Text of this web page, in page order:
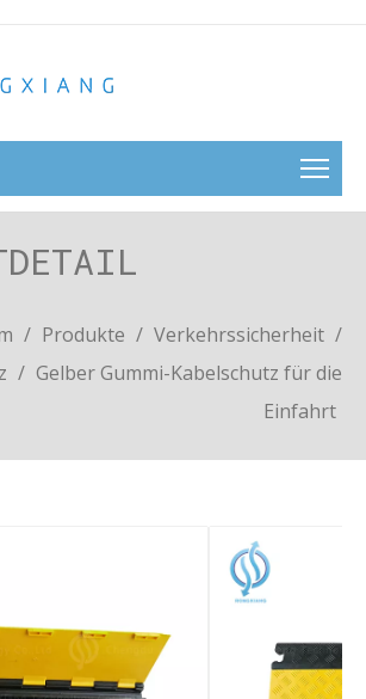
/ Produkte / Verkehrssicherheit /
/ Gelber Gummi-Kabelschutz für die
Einfahrt